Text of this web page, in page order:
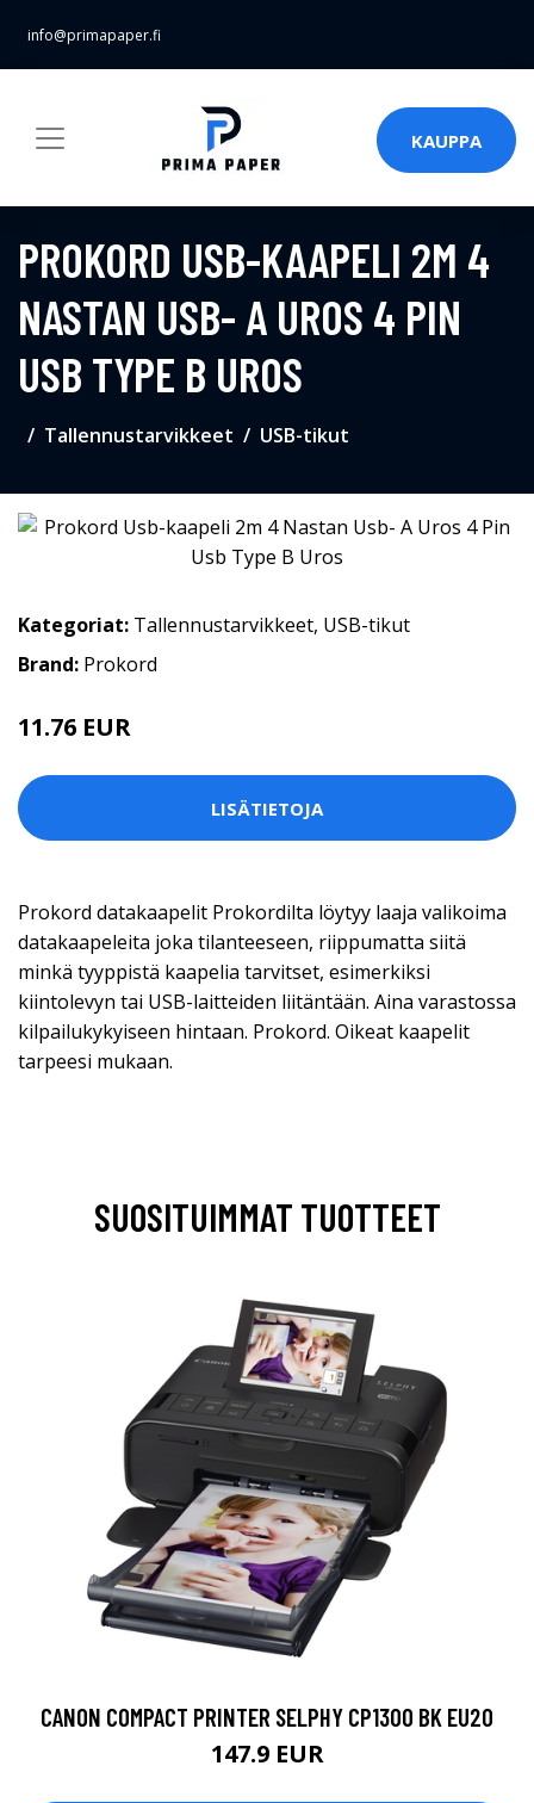
info@primapaper.fi
KAUPPA
PROKORD USB-KAAPELI 2M 4
NASTAN USB- A UROS 4 PIN
USB TYPE B UROS
Tallennustarvikkeet USB-tikut
Kategoriat: Tallennustarvikkeet, USB-tikut
Brand: Prokord
11.76 EUR
LISÄTIETOJA
Prokord datakaapelit Prokordilta löytyy laaja valikoima
datakaapeleita joka tilanteeseen, riippumatta siitä
minkä tyyppistä kaapelia tarvitset, esimerkiksi
kiintolevyn tai USB-laitteiden liitäntään. Aina varastossa
kilpailukykyiseen hintaan. Prokord. Oikeat kaapelit
tarpeesi mukaan.
SUOSITUIMMAT TUOTTEET
CANON COMPACT PRINTER SELPHY CP1300 BK EU20
147.9 EUR